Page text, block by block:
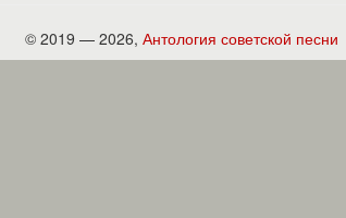
© 2019 — 2026, Антология советской песни